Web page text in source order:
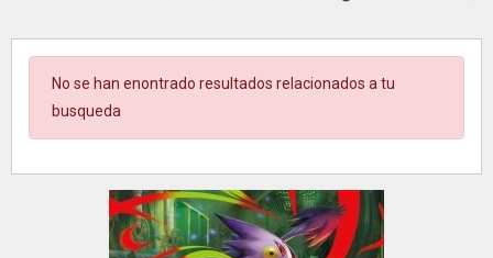
No se han enontrado resultados relacionados a tu
busqueda